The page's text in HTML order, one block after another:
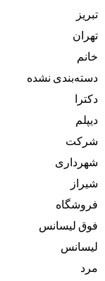
تبریز
تهران
خانم
دسته‌بندی نشده
دکترا
دیپلم
شرکت
شهرداری
شیراز
فروشگاه
فوق لیسانس
لیسانس
مرد